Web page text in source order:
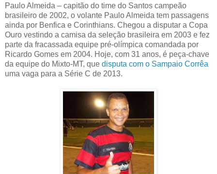
Paulo Almeida – capitão do time do Santos campeão
brasileiro de 2002, o volante Paulo Almeida tem passagens
ainda por Benfica e Corinthians. Chegou a disputar a Copa
Ouro vestindo a camisa da seleção brasileira em 2003 e fez
parte da fracassada equipe pré-olímpica comandada por
Ricardo Gomes em 2004. Hoje, com 31 anos, é peça-chave
da equipe do Mixto-MT, que disputa com o Sampaio Corrêa
uma vaga para a Série C de 2013.